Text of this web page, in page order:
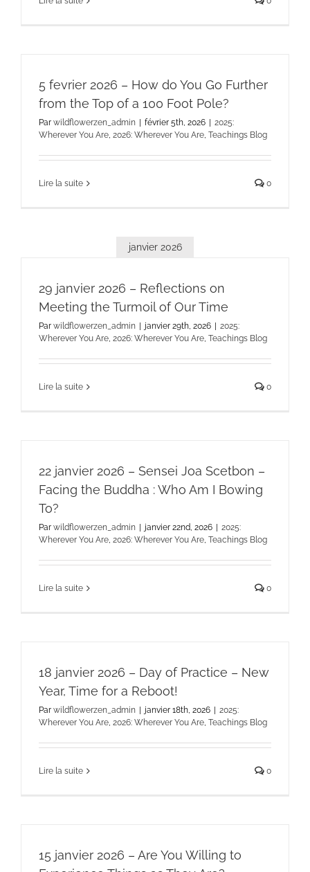
5 fevrier 2026 – How do You Go Further
from the Top of a 100 Foot Pole?
Par wildflowerzen_admin | février 5th, 2026 | 2025:
Wherever You Are 2026: Wherever You Are Teachings Blog
Lire la suite 0
janvier 2026
29 janvier 2026 – Reflections on
Meeting the Turmoil of Our Time
Par wildflowerzen_admin | janvier 29th, 2026 | 2025:
Wherever You Are 2026: Wherever You Are Teachings Blog
Lire la suite 0
22 janvier 2026 – Sensei Joa Scetbon –
Facing the Buddha : Who Am I Bowing
To?
Par wildflowerzen_admin | janvier 22nd, 2026 | 2025:
Wherever You Are 2026: Wherever You Are Teachings Blog
Lire la suite 0
18 janvier 2026 – Day of Practice – New
Year, Time for a Reboot!
Par wildflowerzen_admin | janvier 18th, 2026 | 2025:
Wherever You Are 2026: Wherever You Are Teachings Blog
Lire la suite 0
15 janvier 2026 – Are You Willing to